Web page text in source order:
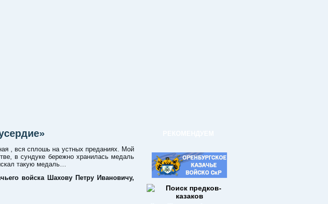
, вся сплошь на устных преданиях. Мой
в сундуке бережно хранилась медаль
такую медаль…
войска Шахову Петру Ивановичу,